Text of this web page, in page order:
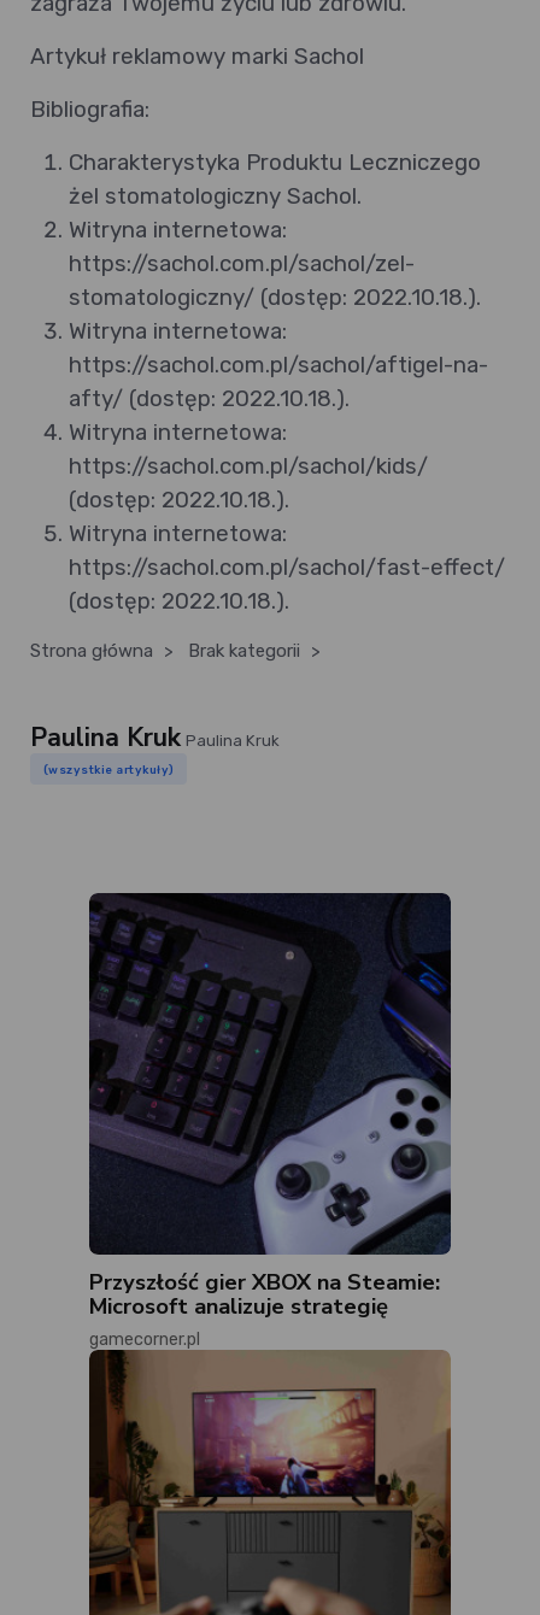
Artykuł reklamowy marki Sachol
Bibliografia:
Charakterystyka Produktu Leczniczego
żel stomatologiczny Sachol.
Witryna internetowa:
https://sachol.com.pl/sachol/zel-
stomatologiczny/ (dostęp: 2022.10.18.).
Witryna internetowa:
https://sachol.com.pl/sachol/aftigel-na-
afty/ (dostęp: 2022.10.18.).
Witryna internetowa:
https://sachol.com.pl/sachol/kids/
(dostęp: 2022.10.18.).
Witryna internetowa:
https://sachol.com.pl/sachol/fast-effect/
(dostęp: 2022.10.18.).
Strona główna > Brak kategorii >
Paulina Kruk Paulina Kruk
(wszystkie artykuły)
Przyszłość gier XBOX na Steamie:
Microsoft analizuje strategię
gamecorner.pl